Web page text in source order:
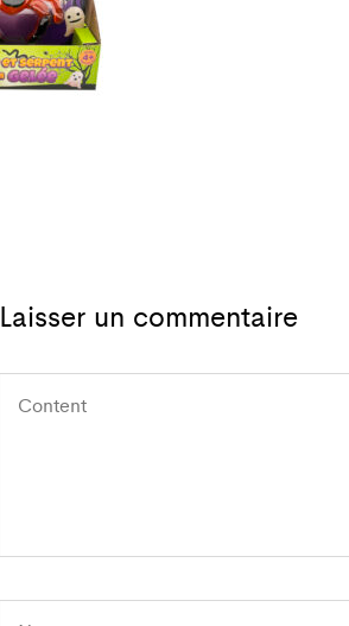
Laisser un commentaire